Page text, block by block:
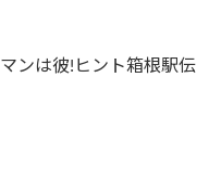
ンは彼!ヒント箱根駅伝